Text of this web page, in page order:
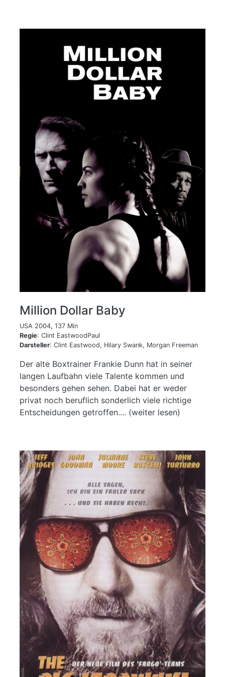
Million Dollar Baby
USA 2004, 137 Min
Regie: Clint EastwoodPaul
Darsteller: Clint Eastwood, Hilary Swank, Morgan Freeman
Der alte Boxtrainer Frankie Dunn hat in seiner
langen Laufbahn viele Talente kommen und
besonders gehen sehen. Dabei hat er weder
privat noch beruflich sonderlich viele richtige
Entscheidungen getroffen.... (weiter lesen)